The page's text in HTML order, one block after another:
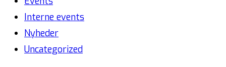
Interne events
Nyheder
Uncategorized